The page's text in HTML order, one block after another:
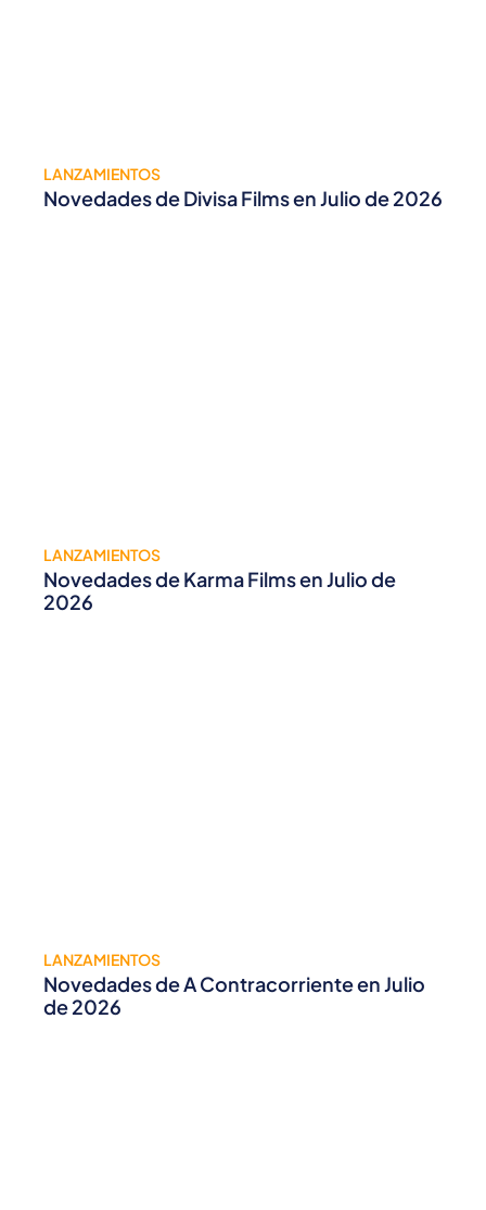
LANZAMIENTOS
Novedades de Divisa Films en Julio de 2026
LANZAMIENTOS
Novedades de Karma Films en Julio de
2026
LANZAMIENTOS
Novedades de A Contracorriente en Julio
de 2026